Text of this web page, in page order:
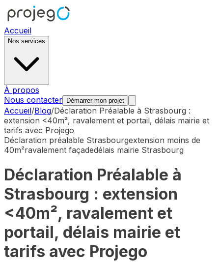
Accueil
Nos services
À propos
Nous contacter
Démarrer mon projet
Accueil/Blog/Déclaration Préalable à Strasbourg :
extension <40m², ravalement et portail, délais mairie et
tarifs avec Projego
Déclaration préalable Strasbourgextension moins de
40m²ravalement façadedélais mairie Strasbourg
Déclaration Préalable à
Strasbourg : extension
<40m², ravalement et
portail, délais mairie et
tarifs avec Projego